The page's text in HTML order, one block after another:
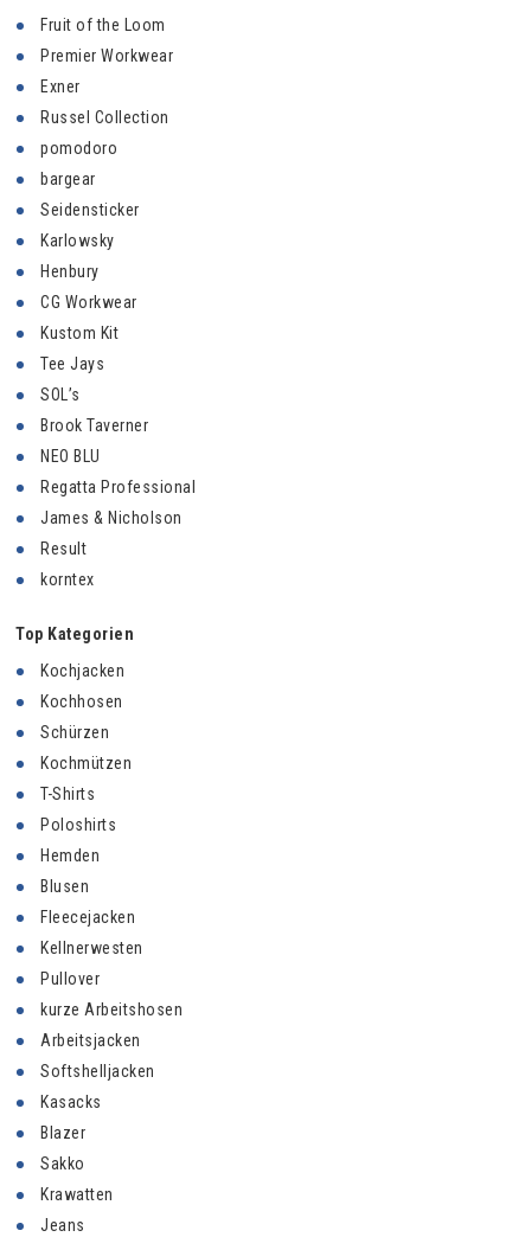
Fruit of the Loom
Premier Workwear
Exner
Russel Collection
pomodoro
bargear
Seidensticker
Karlowsky
Henbury
CG Workwear
Kustom Kit
Tee Jays
SOL’s
Brook Taverner
NEO BLU
Regatta Professional
James & Nicholson
Result
korntex
Top Kategorien
Kochjacken
Kochhosen
Schürzen
Kochmützen
T-Shirts
Poloshirts
Hemden
Blusen
Fleecejacken
Kellnerwesten
Pullover
kurze Arbeitshosen
Arbeitsjacken
Softshelljacken
Kasacks
Blazer
Sakko
Krawatten
Jeans